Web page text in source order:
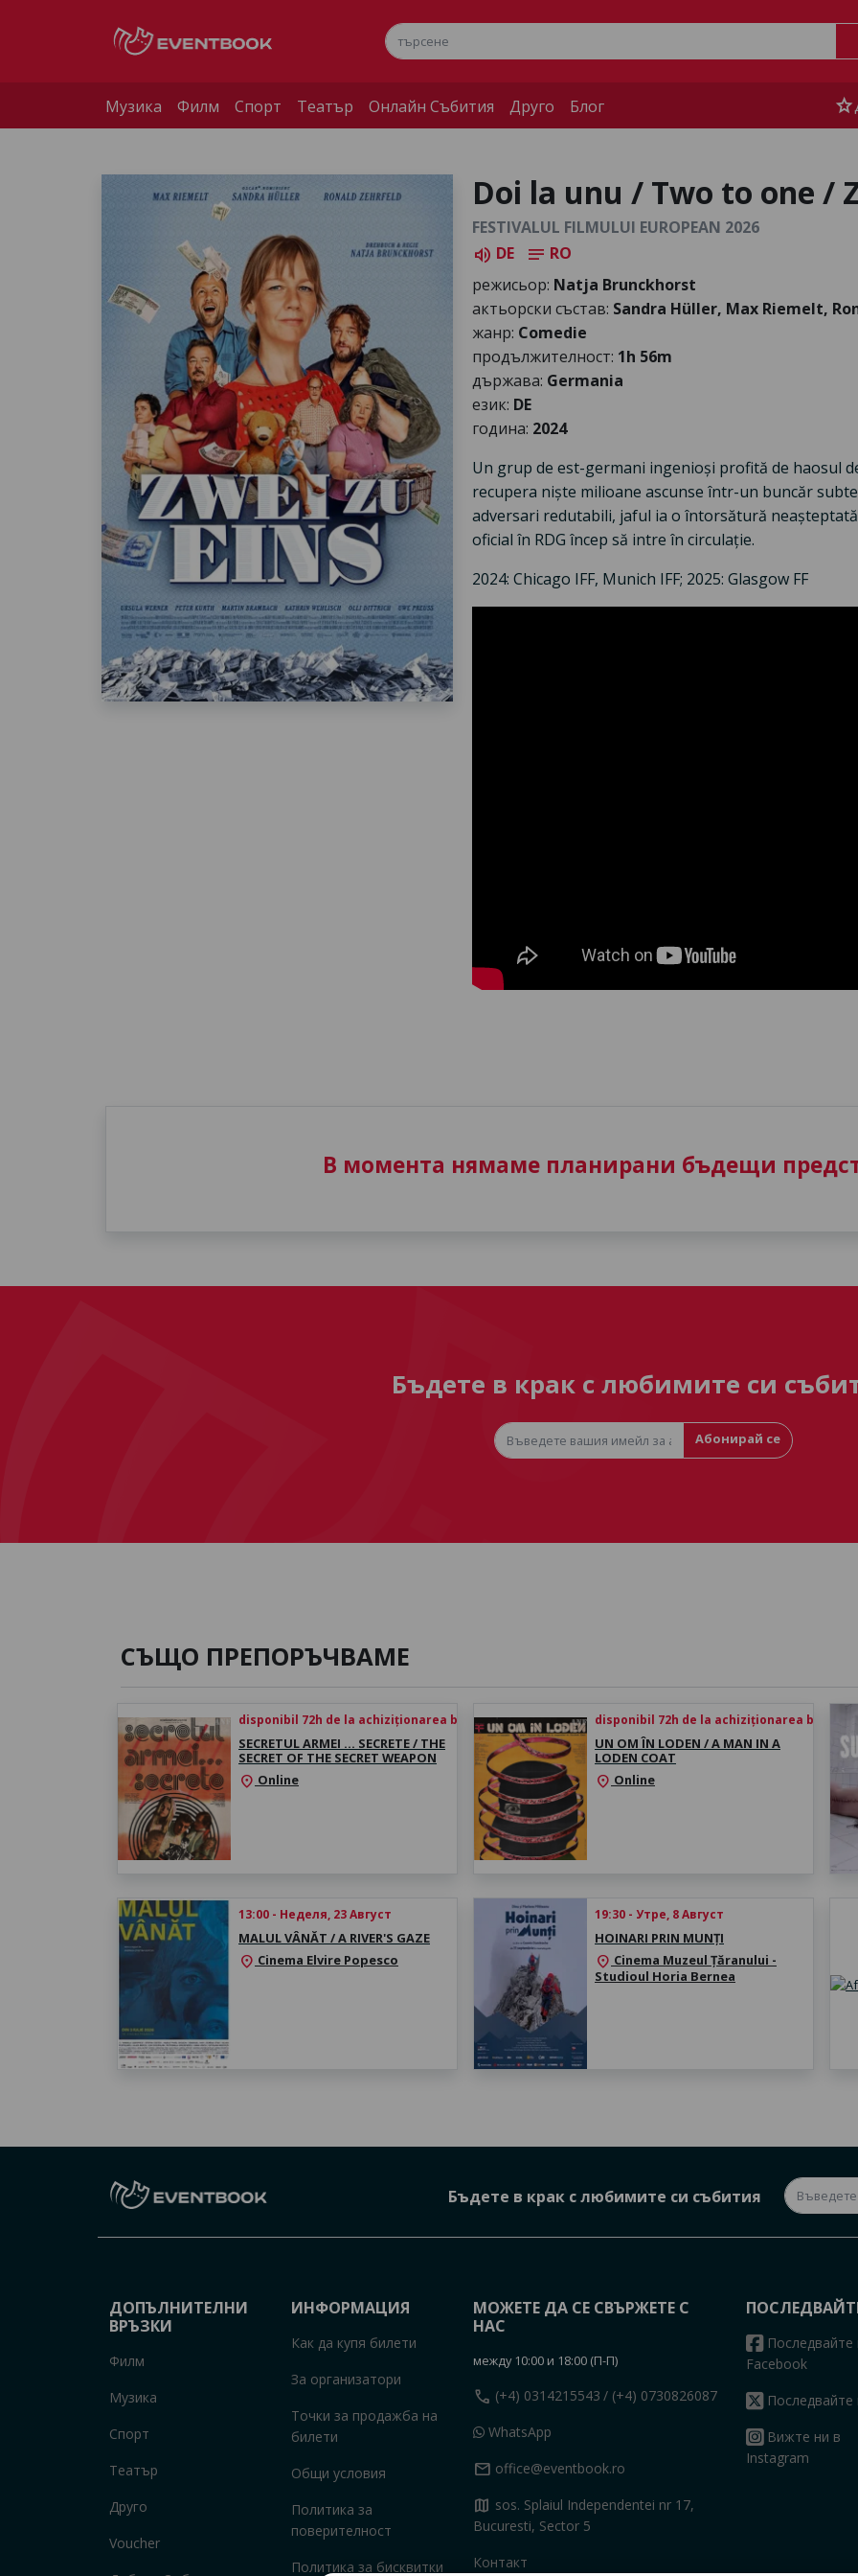
Музика Филм Спорт Театър Онлайн Събития Друго Блог star
Doi la unu / Two to one /
FESTIVALUL FILMULUI EUROPEAN 2026
volume_up DE notes RO
режисьор: Natja Brunckhorst
актьорски състав: Sandra Hüller, Max Riemelt,
жанр: Comedie
продължителност: 1h 56m
държава: Germania
език: DE
година: 2024
Un grup de est-germani ingenioși profită de haosul
recupera niște milioane ascunse într-un buncăr
adversari redutabili, jaful ia o întorsătură
oficial în RDG încep să intre în circulație.
2024: Chicago IFF, Munich IFF; 2025: Glasgow FF
В момента нямаме планирани бъдещи
Бъдете в крак с любимите си
Абонирай се
СЪЩО ПРЕПОРЪЧВАМЕ
disponibil 72h de la achiziționarea biletului
SECRETUL ARMEI … SECRETE / THE
SECRET OF THE SECRET WEAPON
location_on Online
disponibil 72h de la achiziționarea biletului
UN OM ÎN LODEN / A MAN IN A
LODEN COAT
location_on Online
13:00 - Неделя, 23 Август
MALUL VÂNĂT / A RIVER'S GAZE
location_on Cinema Elvire Popesco
19:30 - Утре, 8 Август
HOINARI PRIN MUNȚI
location_on Cinema Muzeul Țăranului -
Studioul Horia Bernea
Бъдете в крак с любимите си събития
ДОПЪЛНИТЕЛНИ
ВРЪЗКИ
Филм
Музика
Спорт
Театър
Друго
Voucher
ИНФОРМАЦИЯ
Как да купя билети
За организатори
Точки за продажба на
билети
Общи условия
Политика за
поверителност
Политика за бисквитки
МОЖЕТЕ ДА СЕ СВЪРЖЕТЕ С
НАС
между 10:00 и 18:00 (П-П)
call (+4) 0314215543 / (+4) 0730826087
WhatsApp
mail office@eventbook.ro
map sos. Splaiul Independentei nr 17,
Bucuresti, Sector 5
Контакт
Facebook
Последвайте
Вижте ни в
Instagram